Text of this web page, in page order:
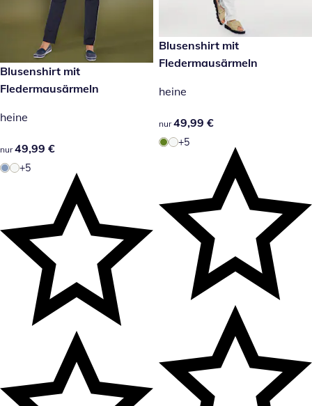
49,99 €
Blusenshirt mit
Fledermausärmeln
heine
49,99 €
nur 49,99 €
+5
49,99 €
Blusenshirt mit
Fledermausärmeln
heine
49,99 €
nur 49,99 €
+5